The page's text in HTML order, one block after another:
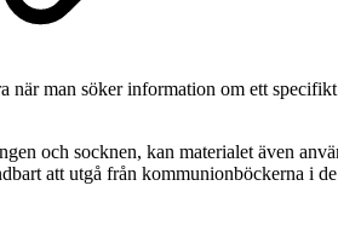
när man söker information om ett
och socknen, kan materialet även
att utgå från kommunionböckerna i